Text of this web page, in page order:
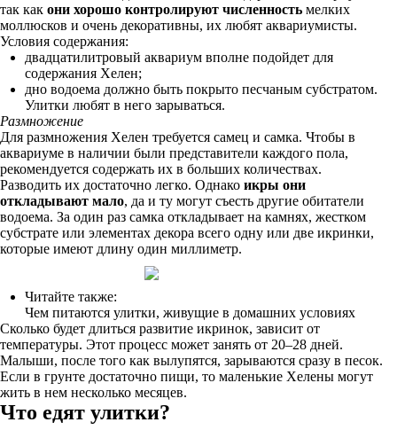
так как они хорошо контролируют численность мелких
моллюсков и очень декоративны, их любят аквариумисты.
Условия содержания:
двадцатилитровый аквариум вполне подойдет для
содержания Хелен;
дно водоема должно быть покрыто песчаным субстратом.
Улитки любят в него зарываться.
Размножение
Для размножения Хелен требуется самец и самка. Чтобы в
аквариуме в наличии были представители каждого пола,
рекомендуется содержать их в больших количествах.
Разводить их достаточно легко. Однако икры они
откладывают мало, да и ту могут съесть другие обитатели
водоема. За один раз самка откладывает на камнях, жестком
субстрате или элементах декора всего одну или две икринки,
которые имеют длину один миллиметр.
Читайте также:
Чем питаются улитки, живущие в домашних условиях
Сколько будет длиться развитие икринок, зависит от
температуры. Этот процесс может занять от 20–28 дней.
Малыши, после того как вылупятся, зарываются сразу в песок.
Если в грунте достаточно пищи, то маленькие Хелены могут
жить в нем несколько месяцев.
Что едят улитки?